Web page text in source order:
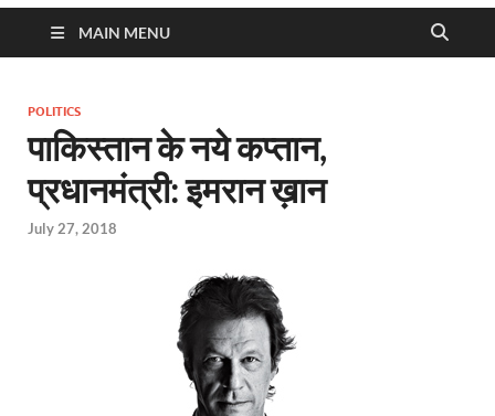
MAIN MENU
POLITICS
पाकिस्तान के नये कप्तान,
प्रधानमंत्री: इमरान ख़ान
July 27, 2018